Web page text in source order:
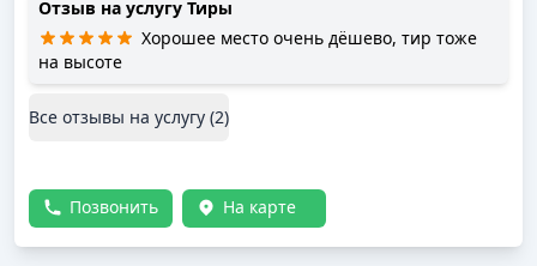
Отзыв на услугу Тиры
Хорошее место очень дёшево, тир тоже
на высоте
Все отзывы на услугу (2)
Позвонить На карте